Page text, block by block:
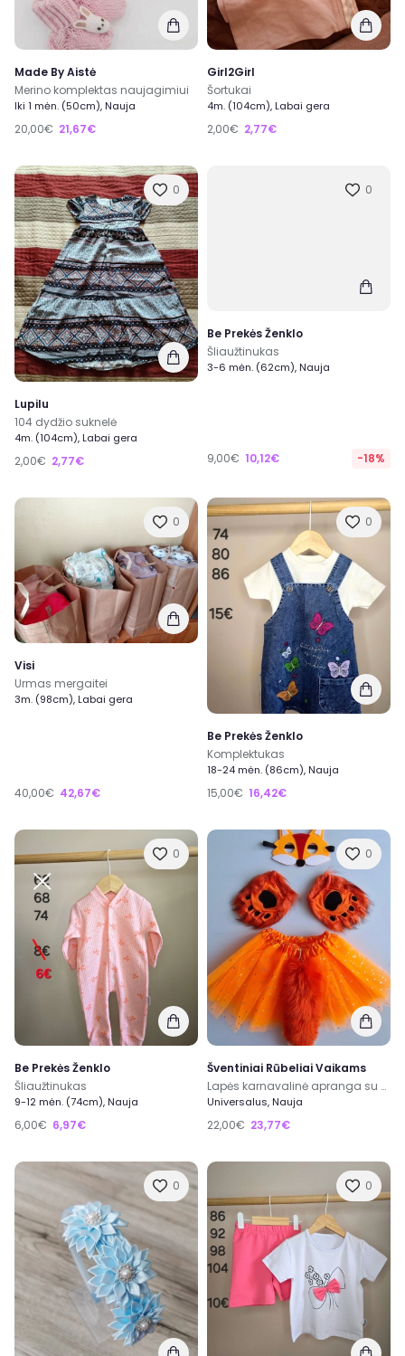
Made By Aistė
Merino komplektas naujagimiui
Iki 1 mėn. (50cm), Nauja
20,00€ 21,67€
Girl2Girl
Šortukai
4m. (104cm), Labai gera
2,00€ 2,77€
0
Lupilu
104 dydžio suknelė
4m. (104cm), Labai gera
2,00€ 2,77€
0
Be Prekės Ženklo
Šliaužtinukas
3-6 mėn. (62cm), Nauja
9,00€ 10,12€ -18%
0
Visi
Urmas mergaitei
3m. (98cm), Labai gera
40,00€ 42,67€
0
Be Prekės Ženklo
Komplektukas
18-24 mėn. (86cm), Nauja
15,00€ 16,42€
0
Be Prekės Ženklo
Šliaužtinukas
9-12 mėn. (74cm), Nauja
6,00€ 6,97€
0
Šventiniai Rūbeliai Vaikams
Lapės karnavalinė apranga su uodega
Universalus, Nauja
22,00€ 23,77€
0 0